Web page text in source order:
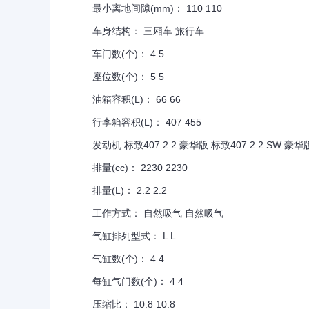
最小离地间隙(mm)： 110 110
车身结构： 三厢车 旅行车
车门数(个)： 4 5
座位数(个)： 5 5
油箱容积(L)： 66 66
行李箱容积(L)： 407 455
发动机 标致407 2.2 豪华版 标致407 2.2 SW 豪华
排量(cc)： 2230 2230
排量(L)： 2.2 2.2
工作方式： 自然吸气 自然吸气
气缸排列型式： L L
气缸数(个)： 4 4
每缸气门数(个)： 4 4
压缩比： 10.8 10.8